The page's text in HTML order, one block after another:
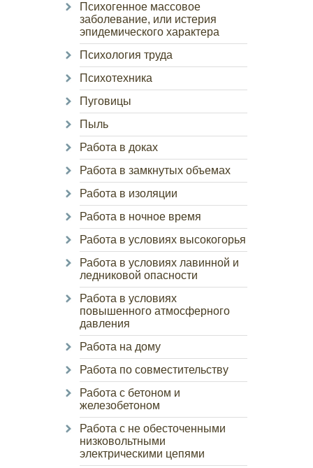
Психогенное массовое
заболевание, или истерия
эпидемического характера
Психология труда
Психотехника
Пуговицы
Пыль
Работа в доках
Работа в замкнутых объемах
Работа в изоляции
Работа в ночное время
Работа в условиях высокогорья
Работа в условиях лавинной и
ледниковой опасности
Работа в условиях
повышенного атмосферного
давления
Работа на дому
Работа по совместительству
Работа с бетоном и
железобетоном
Работа с не обесточенными
низковольтными
электрическими цепями